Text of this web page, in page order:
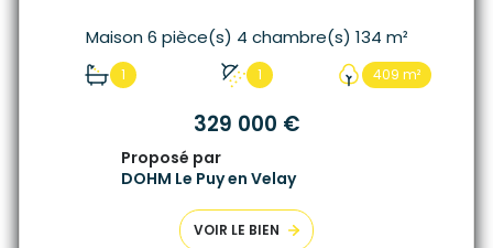
Maison 6 pièce(s) 4 chambre(s) 134 m²
1 1 409 m²
329 000 €
Proposé par
DOHM Le Puy en Velay
VOIR LE BIEN